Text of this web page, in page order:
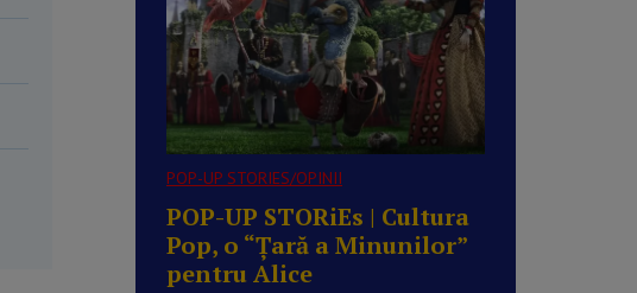
POP-UP STORIES/OPINII
POP-UP STORiEs | Cultura
Pop, o “Ţară a Minunilor”
pentru Alice